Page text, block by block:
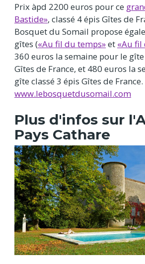
Prix àpd 2200 euros pour ce
Bastide», classé 4 épis Gîtes de
Bosquet du Somail propose
gîtes («Au fil du temps»et «Au fil
360 euros la semaine pour le gîte
Gîtes de France, et 480 euros la
gîte classé 3 épis Gîtes de France.
www.lebosquetdusomail.com
Plus d'infos sur
Pays Cathare